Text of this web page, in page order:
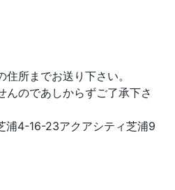
所までお送り下さい。
んのであしからずご了承下さ
浦4-16-23アクアシティ芝浦9